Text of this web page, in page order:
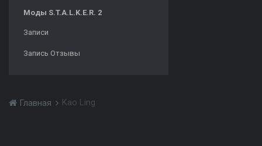
Моды S.T.A.L.K.E.R. 2
Записи
Запись Отзывы
Главная Kao Ling